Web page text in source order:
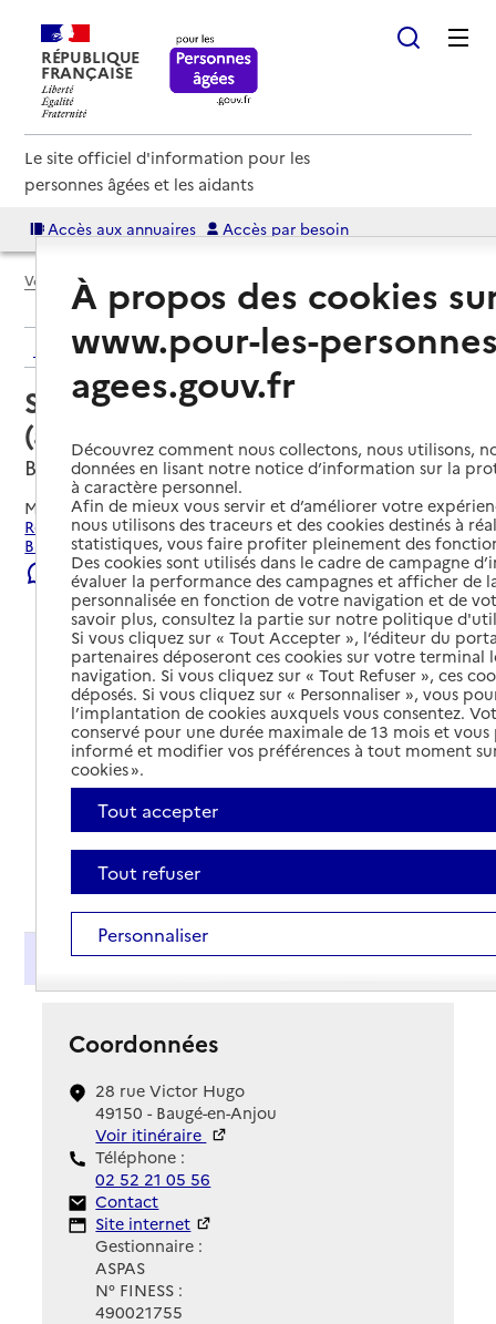
RÉPUBLIQUE
FRANÇAISE
Le site officiel d'information pour les
personnes âgées et les aidants
Accès aux annuaires Accès par besoin
Voir le fil d’Ariane
Retour aux résultats de l'annuaire
Service autonomie à domicile
(aide) – Générale des services
Baugé-en-Anjou, MAINE-ET-LOIRE
Mis à jour le07/08/2026
Rechercher les établissements et services autour de
Baugé-en-Anjou.
Signaler une erreur
Présentation
Coordonnées
28 rue Victor Hugo
49150 - Baugé-en-Anjou
Voir itinéraire
Téléphone :
02 52 21 05 56
Contact
Contact
Site Internet
Site internet
Gestionnaire :
ASPAS
N° FINESS :
490021755
À propos des cookies
www.pour-les-
agees.gouv.fr
Découvrez comment nous collectons, nous utilisons,
données en lisant notre notice d’information sur la
à caractère personnel.
Afin de mieux vous servir et d’améliorer votre
nous utilisons des traceurs et des cookies destinés à
statistiques, vous faire profiter pleinement des
Des cookies sont utilisés dans le cadre de campagne
évaluer la performance des campagnes et afficher de
personnalisée en fonction de votre navigation et de
savoir plus, consultez la partie sur notre politique
Si vous cliquez sur « Tout Accepter », l’éditeur du
partenaires déposeront ces cookies sur votre terminal
navigation. Si vous cliquez sur « Tout Refuser », ces
déposés. Si vous cliquez sur « Personnaliser », vous
l’implantation de cookies auxquels vous consentez.
conservé pour une durée maximale de 13 mois et
informé et modifier vos préférences à tout moment
cookies ».
Tout accepter
Tout refuser
Personnaliser